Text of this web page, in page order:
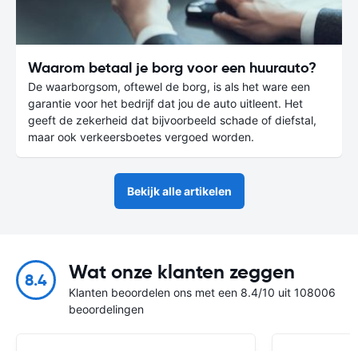
Waarom betaal je borg voor een huurauto?
De waarborgsom, oftewel de borg, is als het ware een
garantie voor het bedrijf dat jou de auto uitleent. Het
geeft de zekerheid dat bijvoorbeeld schade of diefstal,
maar ook verkeersboetes vergoed worden.
Bekijk alle artikelen
8.4 Wat onze klanten zeggen
Klanten beoordelen ons met een 8.4/10 uit 108006
beoordelingen